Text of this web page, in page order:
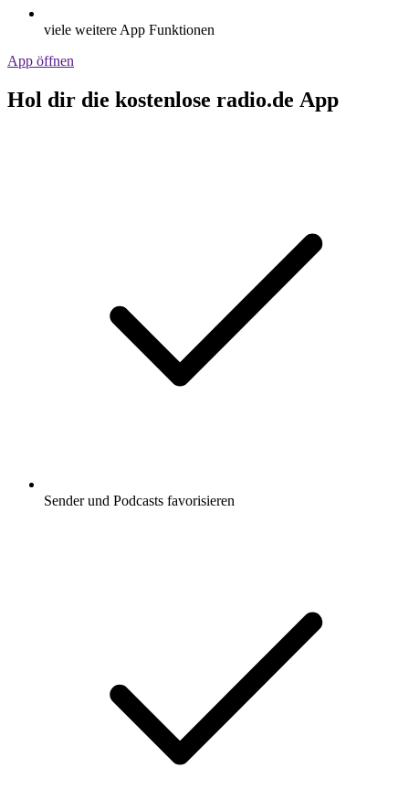
viele weitere App Funktionen
App öffnen
Hol dir die kostenlose radio.de App
Sender und Podcasts favorisieren